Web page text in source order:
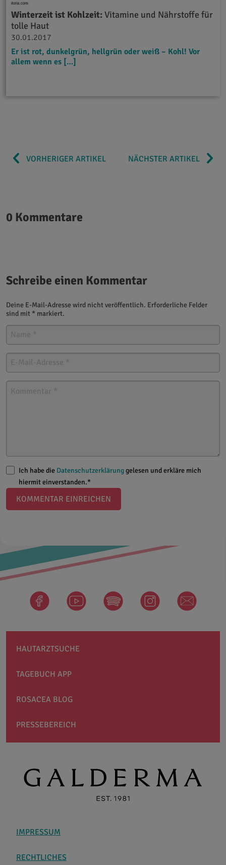
Winterzeit ist Kohlzeit: Vitamine und Nährstoffe für
tolle Haut
30.01.2017
Er ist rot, dunkelgrün, hellgrün oder weiß – Kohl! Vor
allem wenn es […]
VORHERIGER ARTIKEL NÄCHSTER ARTIKEL
0 Kommentare
Schreibe einen Kommentar
Deine E-Mail-Adresse wird nicht veröffentlich. Erforderliche Felder
sind mit * markiert.
Ich habe die Datenschutzerklärunggelesen und erkläre mich
hiermit einverstanden.*
KOMMENTAR EINREICHEN
facebook Spotify instagram newsletter
HAUTARZTSUCHE
TAGEBUCH APP
ROSACEA BLOG
PRESSEBEREICH
IMPRESSUM
RECHTLICHES